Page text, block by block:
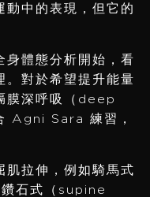
動中的表現，但它的
身體態分析開始，看
。對於希望提升能量
膜深呼吸（deep
Agni Sara 練習，
肌拉伸，例如騎馬式
石式（supine